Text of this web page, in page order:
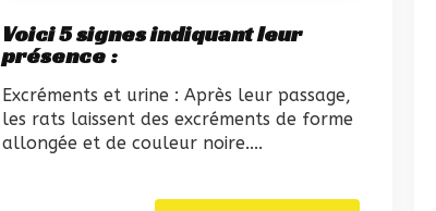
Voici 5 signes indiquant leur
présence :
Excréments et urine : Après leur passage,
les rats laissent des excréments de forme
allongée et de couleur noire....